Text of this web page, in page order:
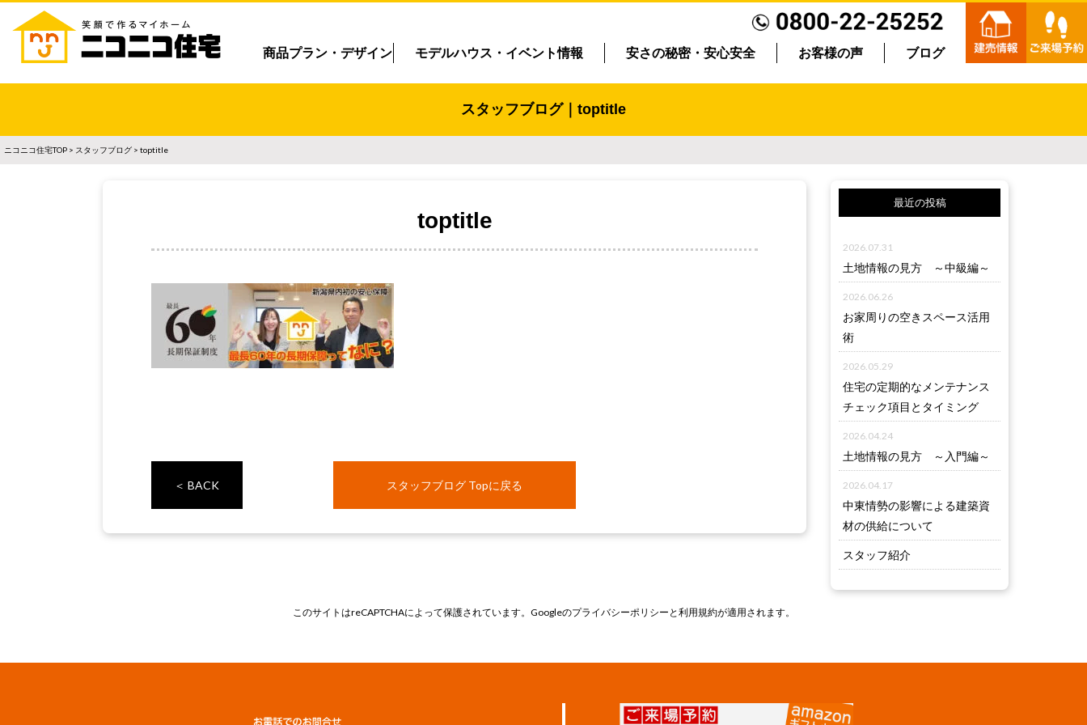
商品プラン・デザイン モデルハウス・イベント情報 安さの秘密・安心安全 お客様の声 ブログ
スタッフブログ｜toptitle
ニコニコ住宅TOP > スタッフブログ > toptitle
toptitle
＜ BACK スタッフブログ Topに戻る
最近の投稿
2026.07.31
土地情報の見方 ～中級編～
2026.06.26
お家周りの空きスペース活用
術
2026.05.29
住宅の定期的なメンテナンス
チェック項目とタイミング
2026.04.24
土地情報の見方 ～入門編～
2026.04.17
中東情勢の影響による建築資
材の供給について
スタッフ紹介
このサイトはreCAPTCHAによって保護されています。Googleのプライバシーポリシー と利用規約が適用されます。